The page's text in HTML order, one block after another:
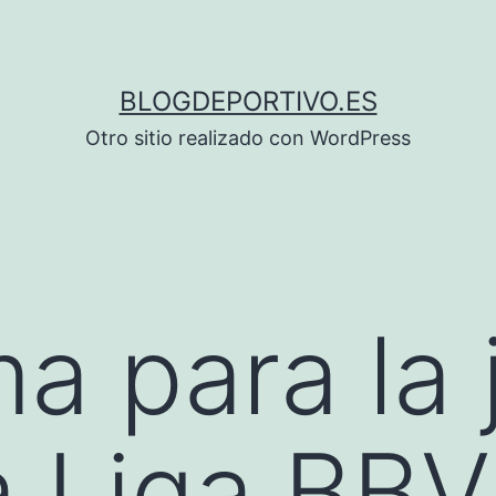
BLOGDEPORTIVO.ES
Otro sitio realizado con WordPress
para la